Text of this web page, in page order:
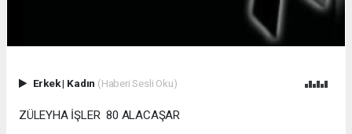
Erkek| Kadın (Haberi Sesli Oku)
ZÜLEYHA İŞLER 80 ALACAŞAR